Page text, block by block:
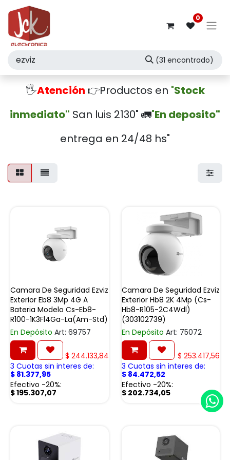
0
(31 encontrado)
🖐️Atención 👉Productos en "Stock
inmediato" San luis 2130" 🚛"En deposito"
entrega en 24/48 hs"
Camara De Seguridad Ezviz
Exterior Eb8 3Mp 4G A
Bateria Modelo Cs-Eb8-
R100-1K3Fl4Ga-La(Am-Std)
En Depósito Art: 69757
$ 244.133,84
3 Cuotas sin interes de:
$ 81.377,95
Efectivo -20%:
$195.307,07
Camara De Seguridad Ezviz
Exterior Hb8 2K 4Mp (Cs-
Hb8-R105-2C4Wdl)
(303102739)
En Depósito Art: 75072
$ 253.417,56
3 Cuotas sin interes de:
$ 84.472,52
Efectivo -20%:
$ 202.734,05